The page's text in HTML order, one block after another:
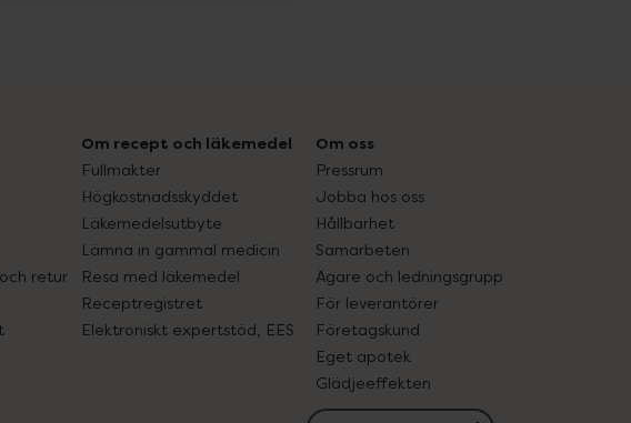
retur
Om recept och läkemedel
Fullmakter
Högkostnadsskyddet
Läkemedelsutbyte
Lämna in gammal medicin
Resa med läkemedel
Receptregistret
Elektroniskt expertstöd, EES
Om oss
Pressrum
Jobba hos oss
Hållbarhet
Samarbeten
Ägare och ledningsgrupp
För leverantörer
Företagskund
Eget apotek
Glädjeeffekten